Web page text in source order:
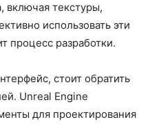
включая текстуры,
использовать эти
процесс разработки.
стоит обратить
Unreal Engine
для проектирования